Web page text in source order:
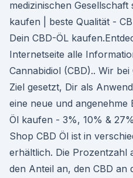
medizinischen
kaufen | beste Qualität -
Dein CBD-ÖL
Internetseite alle
Cannabidiol (CBD).. Wir
Ziel gesetzt, Dir als
eine neue und angenehme
Öl kaufen - 3%, 10% &
Shop CBD Öl ist in
erhältlich. Die Prozentzahl
den Anteil an, den CBD an